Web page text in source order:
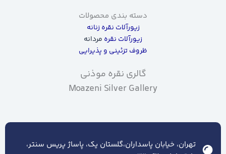
دسته بندی محصولات
زیورآلات نقره زنانه
زیورآلات نقره مردانه
ظروف تزئینی و پذیرایی
گالری نقره موذنی
Moazeni Silver Gallery
تهران، خیابان پاسداران،گلستان یک، پاساژ پریس سنتر،